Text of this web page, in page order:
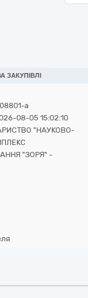
ЗАКУПІВЛІ
a
08-05 15:02:10
"НАУКОВО-
"ЗОРЯ" -